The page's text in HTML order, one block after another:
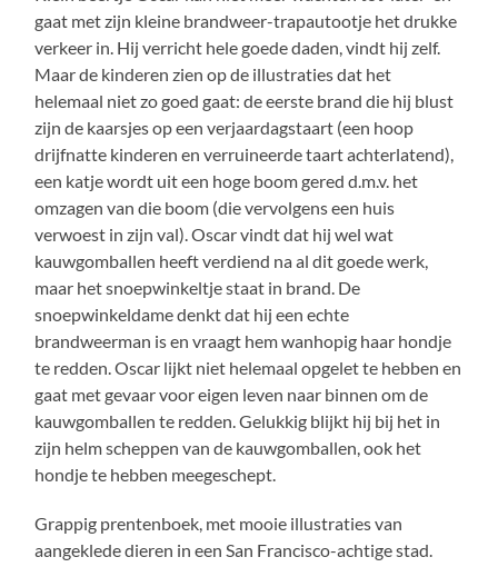
gaat met zijn kleine brandweer-trapautootje het drukke
verkeer in. Hij verricht hele goede daden, vindt hij zelf.
Maar de kinderen zien op de illustraties dat het
helemaal niet zo goed gaat: de eerste brand die hij blust
zijn de kaarsjes op een verjaardagstaart (een hoop
drijfnatte kinderen en verruineerde taart achterlatend),
een katje wordt uit een hoge boom gered d.m.v. het
omzagen van die boom (die vervolgens een huis
verwoest in zijn val). Oscar vindt dat hij wel wat
kauwgomballen heeft verdiend na al dit goede werk,
maar het snoepwinkeltje staat in brand. De
snoepwinkeldame denkt dat hij een echte
brandweerman is en vraagt hem wanhopig haar hondje
te redden. Oscar lijkt niet helemaal opgelet te hebben en
gaat met gevaar voor eigen leven naar binnen om de
kauwgomballen te redden. Gelukkig blijkt hij bij het in
zijn helm scheppen van de kauwgomballen, ook het
hondje te hebben meegeschept.
Grappig prentenboek, met mooie illustraties van
aangeklede dieren in een San Francisco-achtige stad.